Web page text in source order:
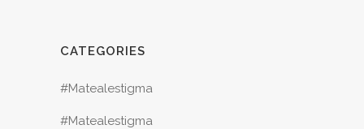
CATEGORIES
#Matealestigma
#Matealestigma